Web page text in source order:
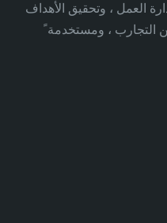
العمل ، وتحقيق الأهداف
التجارب ، ومستخدمة